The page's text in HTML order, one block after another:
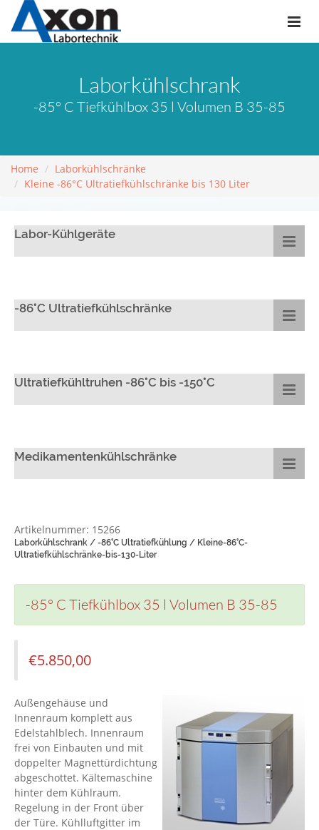
Laborkühlschrank
-85° C Tiefkühlbox 35 l Volumen B 35-85
Home
Laborkühlschränke
Kleine -86°C Ultratiefkühlschränke bis 130 Liter
Labor-Kühlgeräte
-86°C Ultratiefkühlschränke
Ultratiefkühltruhen -86°C bis -150°C
Medikamentenkühlschränke
Artikelnummer: 15266
Laborkühlschrank / -86°C Ultratiefkühlung / Kleine-86°C-
Ultratiefkühlschränke-bis-130-Liter
-85° C Tiefkühlbox 35 l Volumen B 35-85
€5.850,00
Außengehäuse und
Innenraum komplett aus
Edelstahlblech. Innenraum
frei von Einbauten und mit
doppelter Magnettürdichtung
abgeschottet. Kältemaschine
hinter dem Kühlraum.
Regelung in der Front über
der Türe. Kühlluftgitter im